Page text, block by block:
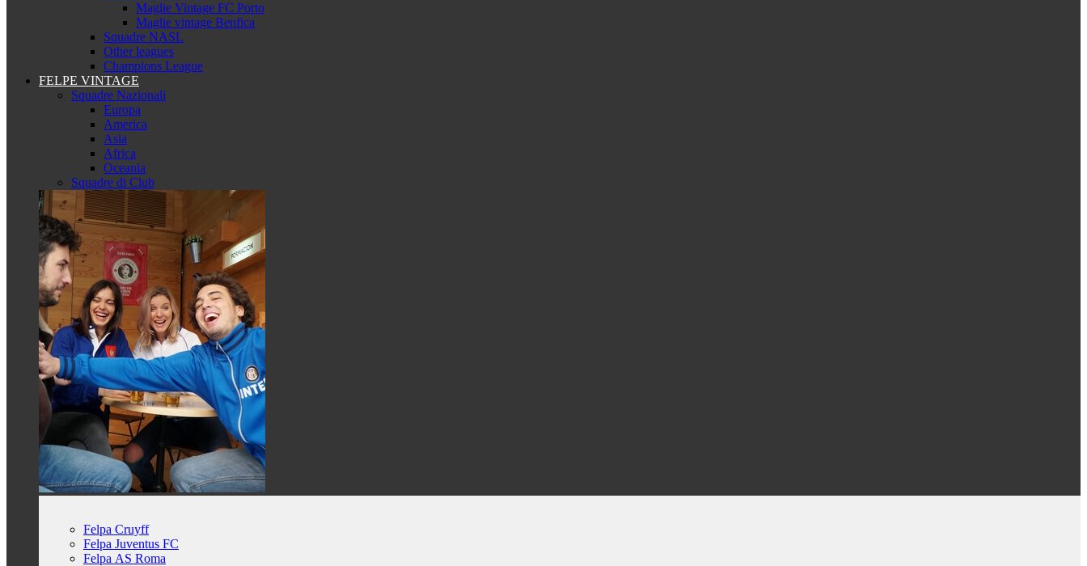
Maglie Vintage FC Porto
Maglie vintage Benfica
Squadre NASL
Other leagues
Champions League
FELPE VINTAGE
Squadre Nazionali
Europa
America
Asia
Africa
Oceania
Squadre di Club
Felpa Cruyff
Felpa Juventus FC
Felpa AS Roma